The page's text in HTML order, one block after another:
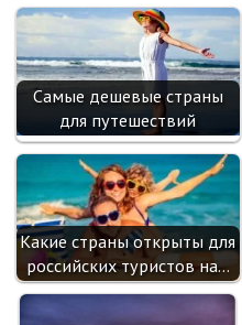
Самые дешевые страны
для путешествий
Какие страны открыты для
российских туристов на…